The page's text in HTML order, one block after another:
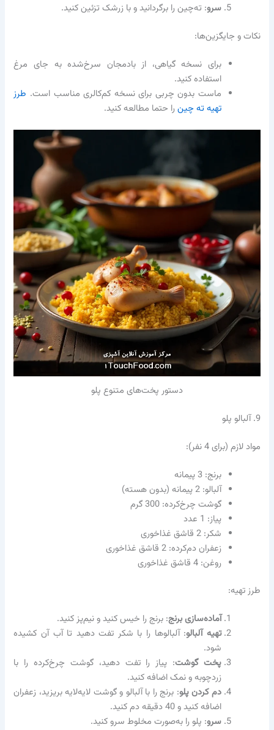
سرو: ته‌چین را برگردانید و با زرشک تزئین کنید.
نکات و جایگزین‌ها:
برای نسخه گیاهی، از بادمجان سرخ‌شده به جای مرغ
استفاده کنید.
ماست بدون چربی برای نسخه کم‌کالری مناسب است. طرز
تهیه ته چینرا حتما مطالعه کنید.
دستور پخت‌های متنوع پلو
9. آلبالو پلو
مواد لازم (برای 4 نفر):
برنج: 3 پیمانه
آلبالو: 2 پیمانه (بدون هسته)
گوشت چرخ‌کرده: 300 گرم
پیاز: 1 عدد
شکر: 2 قاشق غذاخوری
زعفران دم‌کرده: 2 قاشق غذاخوری
روغن: 4 قاشق غذاخوری
طرز تهیه:
آماده‌سازی برنج: برنج را خیس کنید و نیم‌پز کنید.
تهیه آلبالو: آلبالوها را با شکر تفت دهید تا آب آن کشیده
شود.
پخت گوشت: پیاز را تفت دهید، گوشت چرخ‌کرده را با
زردچوبه و نمک اضافه کنید.
دم کردن پلو: برنج را با آلبالو و گوشت لایه‌لایه بریزید، زعفران
اضافه کنید و 40 دقیقه دم کنید.
سرو: پلو را به‌صورت مخلوط سرو کنید.